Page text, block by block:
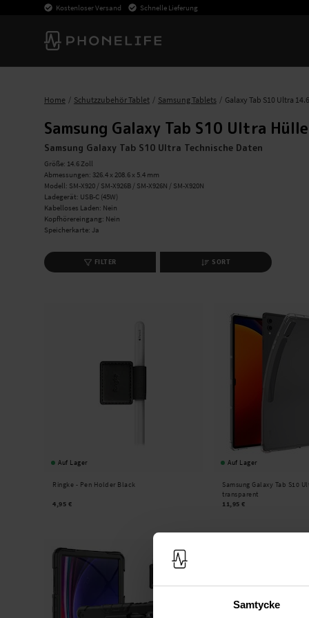
Samtycke
Kostenloser Versand Schnelle Lieferung
Home Schutzzubehör Tablet Samsung Tablets Galaxy Tab S10 Ultra 14.6
Samsung Galaxy Tab S10 Ultra
Samsung Galaxy Tab S10 Ultra Technische Daten
Größe: 14.6 Zoll
Abmessungen: 326.4 x 208.6 x 5.4 mm
Modell: SM-X920 / SM-X926B / SM-X926N / SM-X920N
Ladegerät: USB-C (45W)
Kabelloses Laden: Nein
Kopfhörereingang: Nein
Speicherkarte: Ja
FILTER SORT
Auf Lager
Ringke - Pen Holder Black
4,95 €
Auf Lager
Samsung Galaxy Tab S10
transparent
11,95 €